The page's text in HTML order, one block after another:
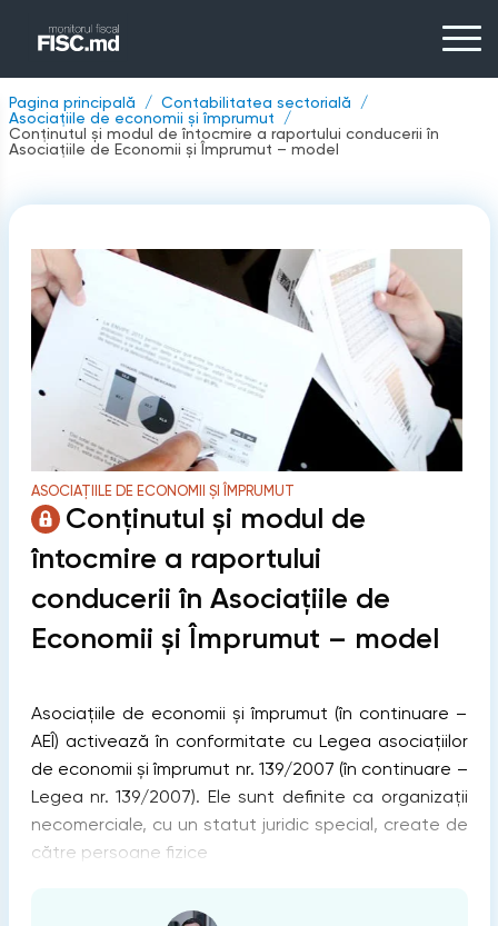
Pagina principală
Contabilitatea sectorială
Asociațiile de economii și împrumut
Conținutul și modul de întocmire a raportului conducerii în
Asociațiile de Economii și Împrumut – model
ASOCIAȚIILE DE ECONOMII ȘI ÎMPRUMUT
Conținutul și modul de
întocmire a raportului
conducerii în Asociațiile de
Economii și Împrumut – model
Asociațiile de economii și împrumut (în continuare –
AEÎ) activează în conformitate cu Legea asociațiilor
de economii și împrumut nr. 139/2007 (în continuare –
Legea nr. 139/2007). Ele sunt definite ca organizații
necomerciale, cu un statut juridic special, create de
către persoane fizice